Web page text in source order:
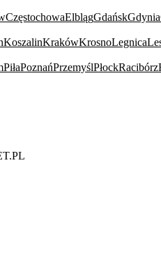
CzęstochowaElblągGdańskGdynia
KoszalinKrakówKrosnoLegnica
PiłaPoznańPrzemyślPłockRacibórz